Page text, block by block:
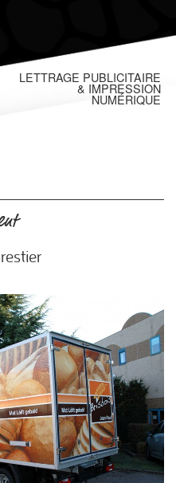
LETTRAGE PUBLICITAIRE
& IMPRESSION
NUMÉRIQUE